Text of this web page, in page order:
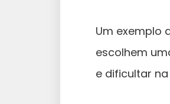
Um exemplo
escolhem
e dificultar